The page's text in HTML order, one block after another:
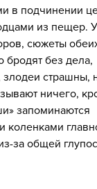
в подчинении
из пещер.
сюжеты
бродят без дела,
злодеи страшны,
ничего,
запоминаются
коленками
за общей